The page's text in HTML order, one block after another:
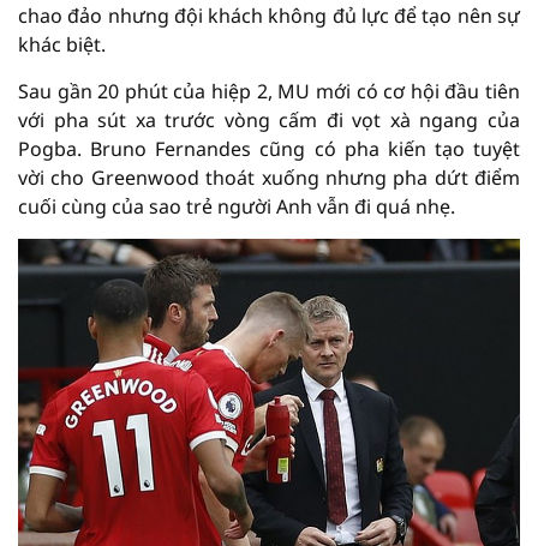
chao đảo nhưng đội khách không đủ lực để tạo nên sự
khác biệt.
Sau gần 20 phút của hiệp 2, MU mới có cơ hội đầu tiên
với pha sút xa trước vòng cấm đi vọt xà ngang của
Pogba. Bruno Fernandes cũng có pha kiến tạo tuyệt
vời cho Greenwood thoát xuống nhưng pha dứt điểm
cuối cùng của sao trẻ người Anh vẫn đi quá nhẹ.